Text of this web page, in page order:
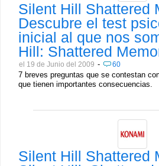
Silent Hill Shattered
Descubre el test
inicial al que nos
Hill: Shattered
el 19 de Junio del 2009 - 60
7 breves preguntas que se contestan
que tienen importantes consecuencias.
Silent Hill Shattered